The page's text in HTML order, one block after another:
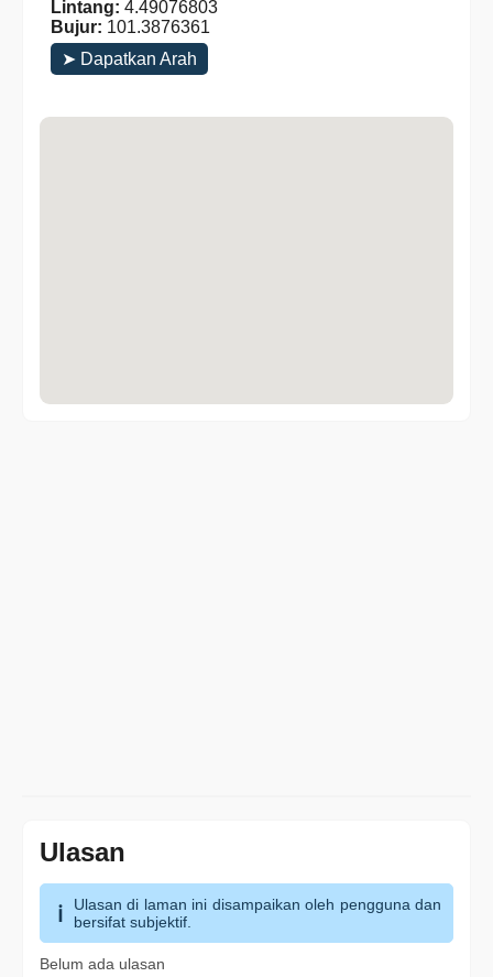
Lintang: 4.49076803
Bujur: 101.3876361
➤ Dapatkan Arah
Ulasan
Ulasan di laman ini disampaikan oleh pengguna dan
bersifat subjektif.
Belum ada ulasan